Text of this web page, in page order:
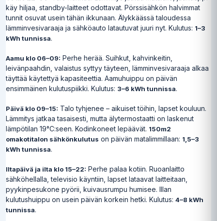
käy hiljaa, standby-laitteet odottavat. Pörssisähkön halvimmat
tunnit osuvat usein tähän ikkunaan. Älykkäässä taloudessa
lämminvesivaraaja ja sähköauto latautuvat juuri nyt. Kulutus: 1–3
kWh tunnissa.
Aamu klo 06–09: Perhe herää. Suihkut, kahvinkeitin,
leivänpaahdin, valaistus syttyy täyteen, lämminvesivaraaja alkaa
täyttää käytettyä kapasiteettia. Aamuhuippu on päivän
ensimmäinen kulutuspiikki. Kulutus: 3–6 kWh tunnissa.
Päivä klo 09–15: Talo tyhjenee – aikuiset töihin, lapset kouluun.
Lämmitys jatkaa tasaisesti, mutta älytermostaatti on laskenut
lämpötilan 19°C:seen. Kodinkoneet lepäävät. 150m2
omakotitalon sähkönkulutus on päivän matalimmillaan: 1,5–3
kWh tunnissa.
Iltapäivä ja ilta klo 15–22: Perhe palaa kotiin. Ruoanlaitto
sähköhellalla, televisio käyntiin, lapset lataavat laitteitaan,
pyykinpesukone pyörii, kuivausrumpu humisee. Illan
kulutushuippu on usein päivän korkein hetki. Kulutus: 4–8 kWh
tunnissa.